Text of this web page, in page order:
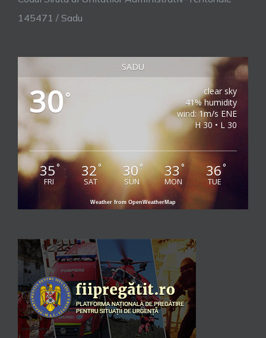
145471 / Sadu
SADU
30°
clear sky
41% humidity
wind: 1m/s ENE
H 30 • L 30
35°
FRI
32°
SAT
30°
SUN
33°
MON
36°
TUE
Weather from OpenWeatherMap